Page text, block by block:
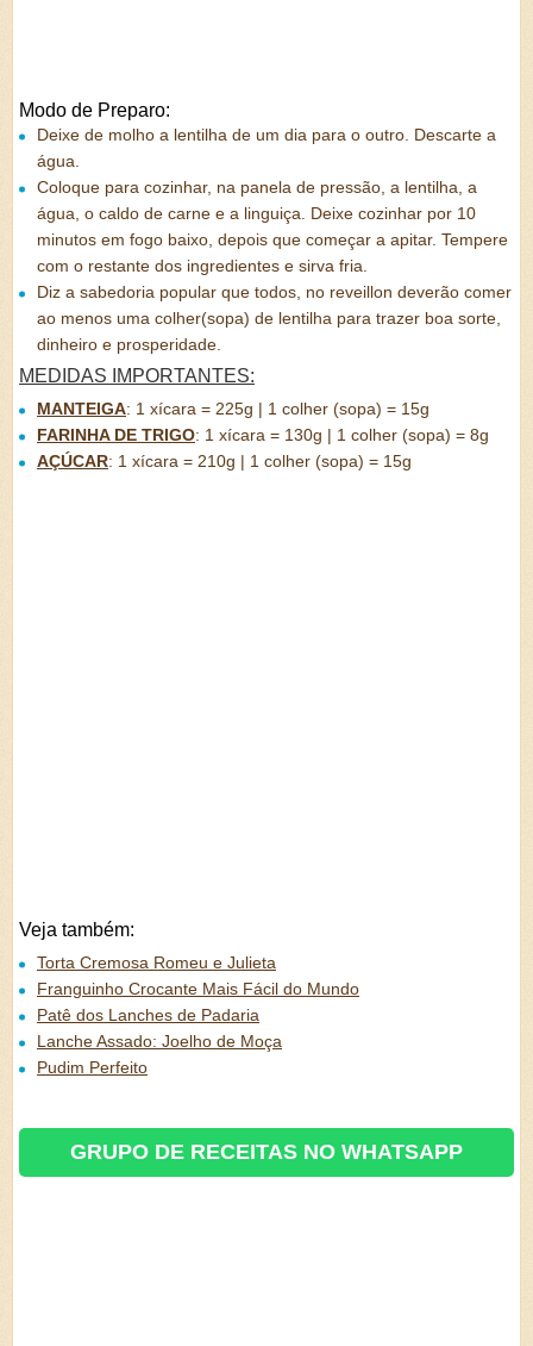
Modo de Preparo:
Deixe de molho a lentilha de um dia para o outro. Descarte a
água.
Coloque para cozinhar, na panela de pressão, a lentilha, a
água, o caldo de carne e a linguiça. Deixe cozinhar por 10
minutos em fogo baixo, depois que começar a apitar. Tempere
com o restante dos ingredientes e sirva fria.
Diz a sabedoria popular que todos, no reveillon deverão comer
ao menos uma colher(sopa) de lentilha para trazer boa sorte,
dinheiro e prosperidade.
MEDIDAS IMPORTANTES:
MANTEIGA: 1 xícara = 225g | 1 colher (sopa) = 15g
FARINHA DE TRIGO: 1 xícara = 130g | 1 colher (sopa) = 8g
AÇÚCAR: 1 xícara = 210g | 1 colher (sopa) = 15g
Veja também:
Torta Cremosa Romeu e Julieta
Franguinho Crocante Mais Fácil do Mundo
Patê dos Lanches de Padaria
Lanche Assado: Joelho de Moça
Pudim Perfeito
GRUPO DE RECEITAS NO WHATSAPP